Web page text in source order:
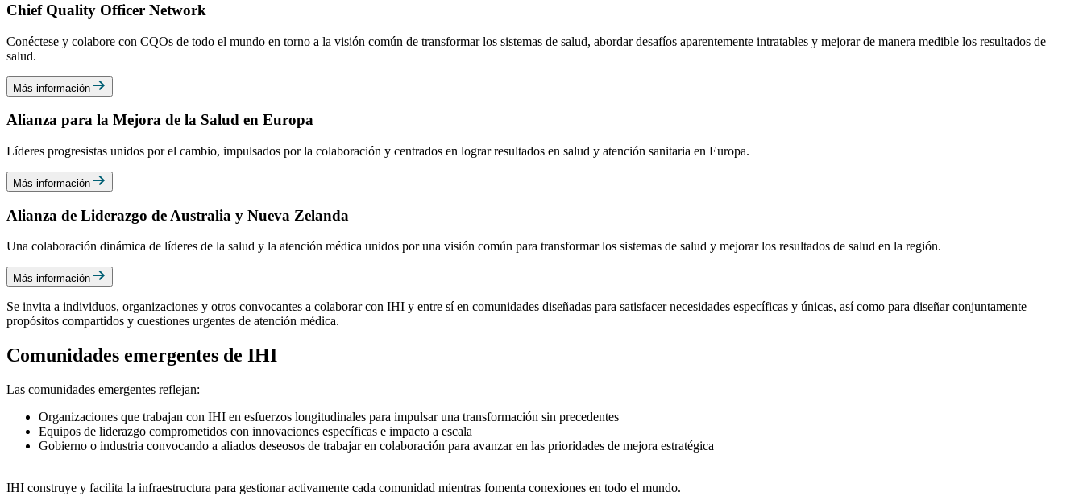
Chief Quality Officer Network
Conéctese y colabore con CQOs de todo el mundo en torno a la visión común de transformar los sistemas de salud, abordar desafíos aparentemente intratables y mejorar de manera medible los resultados de
salud.
Más información
Alianza para la Mejora de la Salud en Europa
Líderes progresistas unidos por el cambio, impulsados por la colaboración y centrados en lograr resultados en salud y atención sanitaria en Europa.
Más información
Alianza de Liderazgo de Australia y Nueva Zelanda
Una colaboración dinámica de líderes de la salud y la atención médica unidos por una visión común para transformar los sistemas de salud y mejorar los resultados de salud en la región.
Más información
Se invita a individuos, organizaciones y otros convocantes a colaborar con IHI y entre sí en comunidades diseñadas para satisfacer necesidades específicas y únicas, así como para diseñar conjuntamente
propósitos compartidos y cuestiones urgentes de atención médica.
Comunidades emergentes de IHI
Las comunidades emergentes reflejan:
Organizaciones que trabajan con IHI en esfuerzos longitudinales para impulsar una transformación sin precedentes
Equipos de liderazgo comprometidos con innovaciones específicas e impacto a escala
Gobierno o industria convocando a aliados deseosos de trabajar en colaboración para avanzar en las prioridades de mejora estratégica
IHI construye y facilita la infraestructura para gestionar activamente cada comunidad mientras fomenta conexiones en todo el mundo.